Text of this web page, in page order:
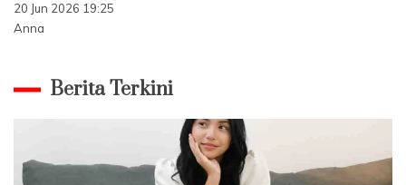
20 Jun 2026 19:25
Anna
Berita Terkini